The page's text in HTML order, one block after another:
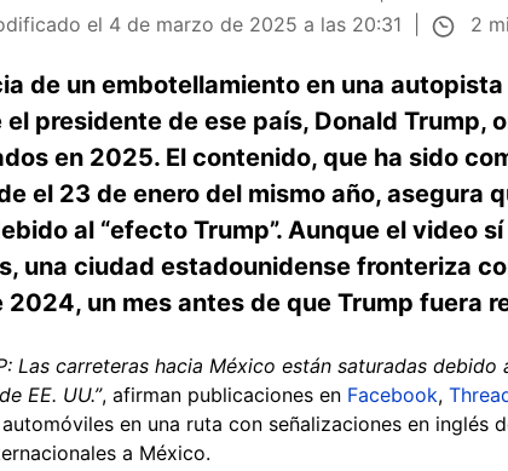
el 4 de marzo de 2025 a las 20:31 2
de un embotellamiento en una
el presidente de ese país, Donald Trump,
en 2025. El contenido, que ha sido
el 23 de enero del mismo año, asegura
al “efecto Trump”. Aunque el video
una ciudad estadounidense fronteriza
2024, un mes antes de que Trump fuera
Las carreteras hacia México están saturadas
EE. UU.”, afirman publicaciones en Facebook,
en una ruta con señalizaciones en inglés
a México.